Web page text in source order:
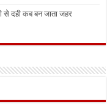
से दही कब बन जाता जहर